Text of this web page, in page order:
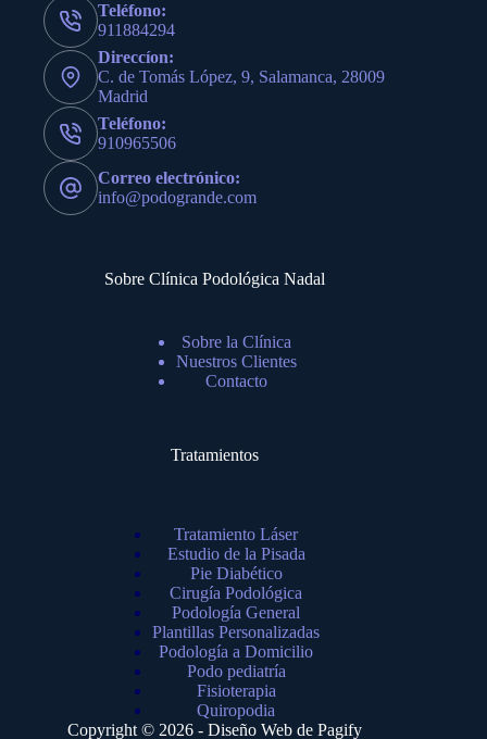
Teléfono:
911884294
Direccíon:
C. de Tomás López, 9, Salamanca, 28009
Madrid
Teléfono:
910965506
Correo electrónico:
info@podogrande.com
Sobre Clínica Podológica Nadal
Sobre la Clínica
Nuestros Clientes
Contacto
Tratamientos
Tratamiento Láser
Estudio de la Pisada
Pie Diabético
Cirugía Podológica
Podología General
Plantillas Personalizadas
Podología a Domicilio
Podo pediatría
Fisioterapia
Quiropodia
Copyright © 2026 - Diseño Web de Pagify